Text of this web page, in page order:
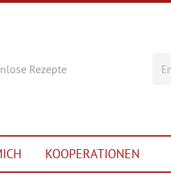
Rezepte
KOOPERATIONEN